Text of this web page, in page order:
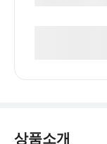
상품소개